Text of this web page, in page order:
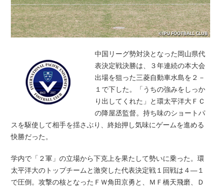
中国リーグ勢対決となった岡山県代
表決定戦決勝は、３年連続の本大会
出場を狙った三菱自動車水島を２－
１で下した。「うちの強みをしっか
り出してくれた」と環太平洋大ＦＣ
の降屋丞監督。持ち味のショートパ
スを駆使して相手を揺さぶり、終始押し気味にゲームを進める
快勝だった。
学内で「２軍」の立場から下克上を果たして勢いに乗った。環
太平洋大のトップチームと激突した代表決定戦１回戦は４―１
で圧倒。攻撃の核となったＦＷ角田京勇と、ＭＦ橋天飛磨、Ｄ